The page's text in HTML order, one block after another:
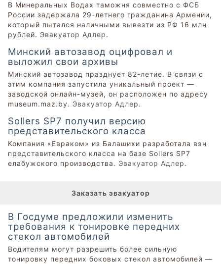
В Минеральных Водах таможня совместно с ФСБ
России задержала 29-летнего гражданина Армении,
который пытался наличными вывезти из РФ 16 млн
рублей. Эвакуатор Адлер.
Минский автозавод оцифровал и
выложил свои архивы
Минский автозавод празднует 82-летие. В связи с
этим компания запустила уникальный проект —
заводской онлайн-музей, он расположен по адресу
museum.maz.by. Эвакуатор Адлер.
Sollers SP7 получил версию
представительского класса
Компания «Евраком» из Балашихи разработала вэн
представительского класса на базе Sollers SP7
елабужского производства. Эвакуатор Адлер.
Заказать эвакуатор
В Госдуме предложили изменить
требования к тонировке передних
стекол автомобилей
Водителям могут разрешить более сильную
тонировку передних боковых стекол автомобилей —